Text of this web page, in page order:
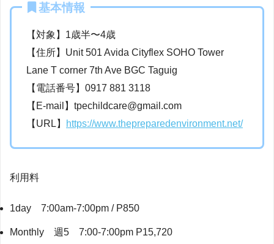
基本情報
【対象】1歳半〜4歳
【住所】Unit 501 Avida Cityflex SOHO Tower
Lane T corner 7th Ave BGC Taguig
【電話番号】0917 881 3118
【E-mail】tpechildcare@gmail.com
【URL】
https://www.thepreparedenvironment.net/
利用料
1day 7:00am-7:00pm / P850
Monthly 週5 7:00-7:00pm P15,720